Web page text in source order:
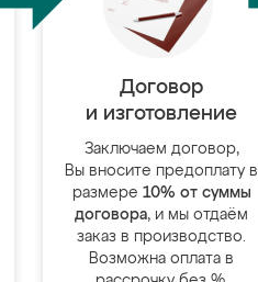
Договор
и изготовление
Заключаем договор,
Вы вносите предоплату в
размере 10% от суммы
договора, и мы отдаём
заказ в производство.
Возможна оплата в